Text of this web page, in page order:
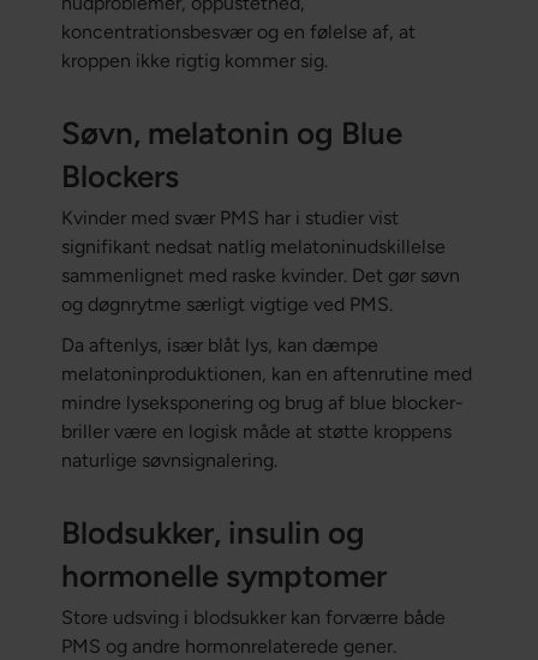
koncentrationsbesvær og en følelse af, at
kroppen ikke rigtig kommer sig.
Søvn, melatonin og Blue
Blockers
Kvinder med svær PMS har i studier vist
signifikant nedsat natlig melatoninudskillelse
sammenlignet med raske kvinder. Det gør søvn
og døgnrytme særligt vigtige ved PMS.
Da aftenlys, især blåt lys, kan dæmpe
melatoninproduktionen, kan en aftenrutine med
mindre lyseksponering og brug af blue blocker-
briller være en logisk måde at støtte kroppens
naturlige søvnsignalering.
Blodsukker, insulin og
hormonelle symptomer
Store udsving i blodsukker kan forværre både
PMS og andre hormonrelaterede gener.